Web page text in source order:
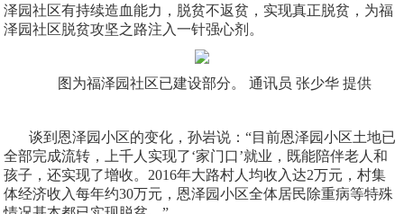
泽园社区有持续造血能力，脱贫不返贫，实现真正脱贫，为福
泽园社区脱贫攻坚之路注入一针强心剂。
图 为福泽园社区已建设部分。 通讯员 张少华 提供
谈到恩泽园小区的变化，孙岩说：“目前恩泽园小区土地已
全部完成流转，上千人实现了‘家门口’就业，既能陪伴老人和
孩子，还实现了增收。 2016年大路村人均收入达2万元，村集
体经济收入每年约30万元，恩泽园小区全体居民除重病等特殊